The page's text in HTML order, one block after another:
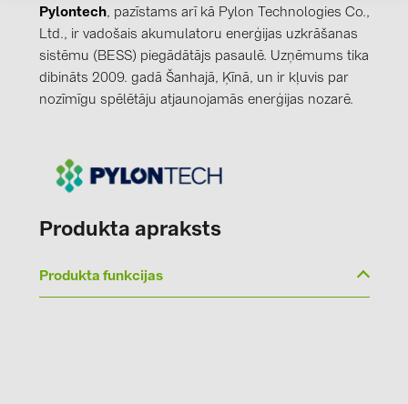
PROJOY (3)
PRYSMIAN DRAKA (18)
PYLONTECH (19)
QILOWATT (3)
SolarEdge (2)
Solis (63)
TIGO (4)
Pylontech, pazīstams arī kā Pylon Technologies Co.,
Ltd., ir vadošais akumulatoru enerģijas uzkrāšanas
sistēmu (BESS) piegādātājs pasaulē. Uzņēmums tika
dibināts 2009. gadā Šanhajā, Ķīnā, un ir kļuvis par
nozīmīgu spēlētāju atjaunojamās enerģijas nozarē.
Produkta apraksts
Produkta funkcijas